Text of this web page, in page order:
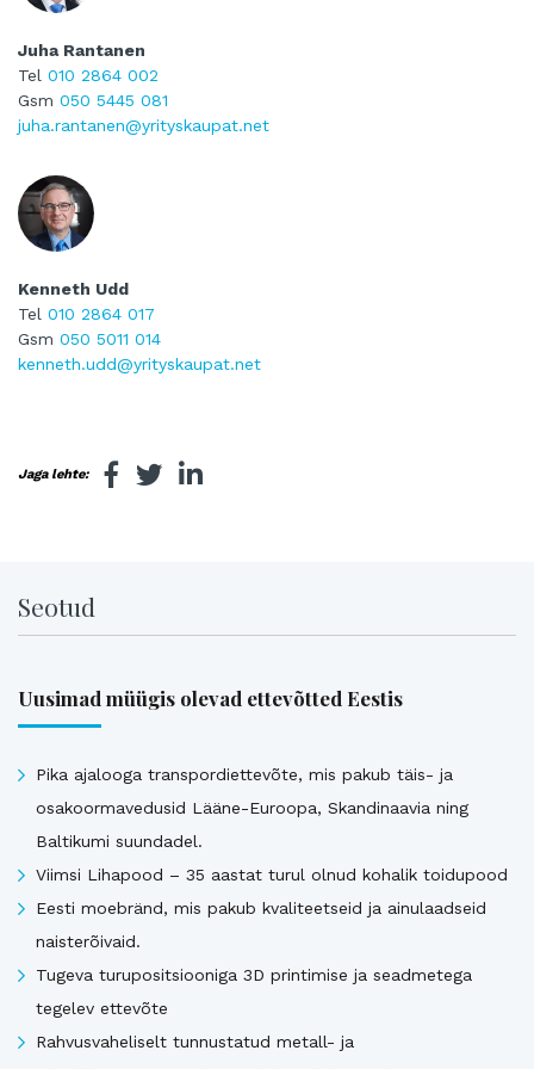
Juha Rantanen
Tel 010 2864 002
Gsm 050 5445 081
juha.rantanen@yrityskaupat.net
Kenneth Udd
Tel 010 2864 017
Gsm 050 5011 014
kenneth.udd@yrityskaupat.net
Jaga lehte:
Seotud
Uusimad müügis olevad ettevõtted Eestis
Pika ajalooga transpordiettevõte, mis pakub täis- ja
osakoormavedusid Lääne-Euroopa, Skandinaavia ning
Baltikumi suundadel.
Viimsi Lihapood – 35 aastat turul olnud kohalik toidupood
Eesti moebränd, mis pakub kvaliteetseid ja ainulaadseid
naisterõivaid.
Tugeva turupositsiooniga 3D printimise ja seadmetega
tegelev ettevõte
Rahvusvaheliselt tunnustatud metall- ja